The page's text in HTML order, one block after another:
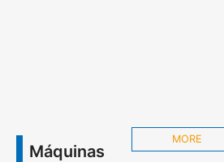
Máquinas
MORE